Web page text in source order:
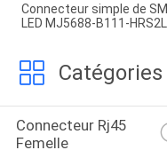
Connecteur simple de
LED MJ5688-B111-
Connecteur Rj45
Femelle